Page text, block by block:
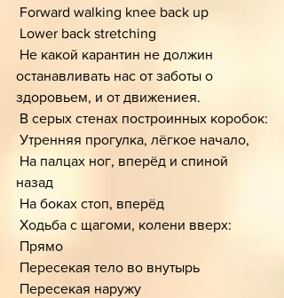
Forward walking knee back up
Lower back stretching
останавливать нас от заботы о
здоровьем, и от движениея.
В серых стенах построинных коробок:
Утренняя прогулка, лёгкое начало,
назад
На боках стоп, вперёд
Ходьба с щагоми, колени вверх:
Прямо
Пересекая тело во внутырь
Пересекая наружу